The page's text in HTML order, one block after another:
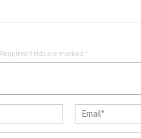
Required fields are marked *